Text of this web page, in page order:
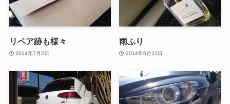
リペア跡も様々
2014年7月2日
雨ふり
2014年6月22日